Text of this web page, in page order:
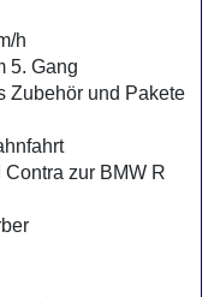
h
5. Gang
Zubehör und Pakete
zur BMW R